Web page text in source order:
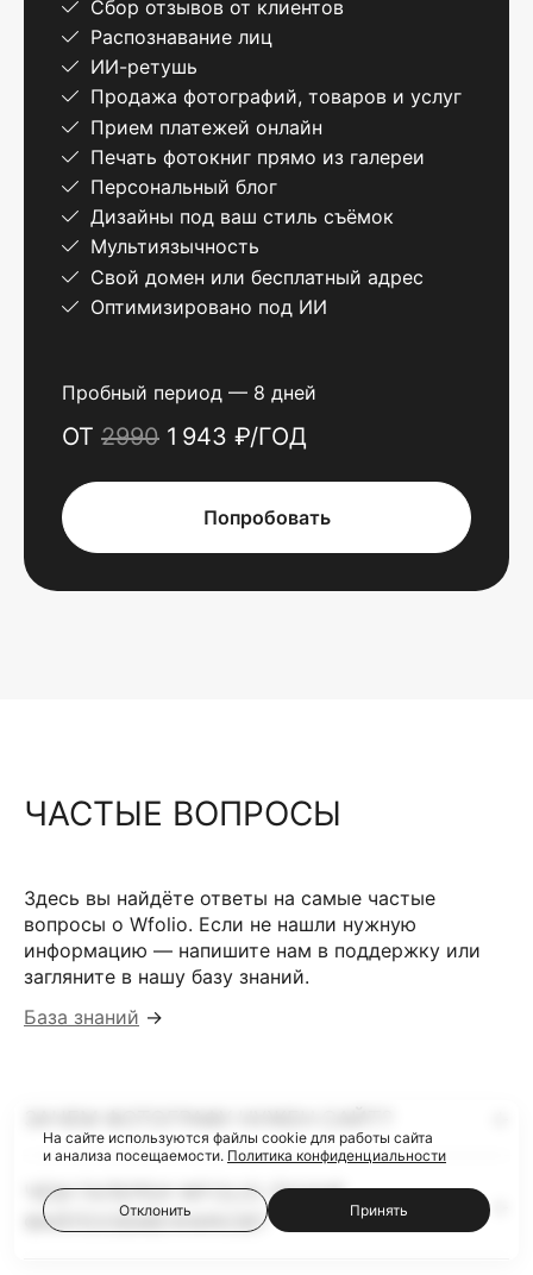
Сбор отзывов от клиентов
Распознавание лиц
ИИ-ретушь
Продажа фотографий, товаров и услуг
Прием платежей онлайн
Печать фотокниг прямо из галереи
Персональный блог
Дизайны под ваш стиль съёмок
Мультиязычность
Свой домен или бесплатный адрес
Оптимизировано под ИИ
Пробный период — 8 дней
ОТ 2990 1 943 ₽/ГОД
Попробовать
ЧАСТЫЕ ВОПРОСЫ
Здесь вы найдёте ответы на самые частые
вопросы о Wfolio. Если не нашли нужную
информацию — напишите нам в поддержку или
загляните в нашу базу знаний.
База знаний →
ЧЕМ ГАЛЕРЕИ WFOLIO ЛУЧШЕ
ФАЙЛООБМЕННИКОВ?
На сайте используются файлы cookie для работы сайта
и анализа посещаемости. Политика конфиденциальности
Отклонить Принять